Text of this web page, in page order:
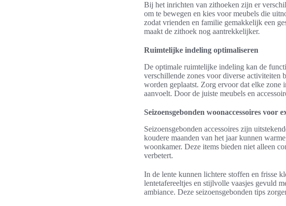
Bij het inrichten van zithoeken zijn er
om te bewegen en kies voor meubels die
zodat vrienden en familie gemakkelijk een
maakt de zithoek nog aantrekkelijker.
Ruimtelijke indeling optimaliseren
De optimale ruimtelijke indeling kan de
verschillende zones voor diverse activiteiten
worden geplaatst. Zorg ervoor dat elke zone
aanvoelt. Door de juiste meubels en
Seizoensgebonden woonaccessoires voor
Seizoensgebonden accessoires zijn
koudere maanden van het jaar kunnen
woonkamer. Deze items bieden niet alleen
verbetert.
In de lente kunnen lichtere stoffen en frisse
lentetafereeltjes en stijlvolle vaasjes gevuld
ambiance. Deze seizoensgebonden tips